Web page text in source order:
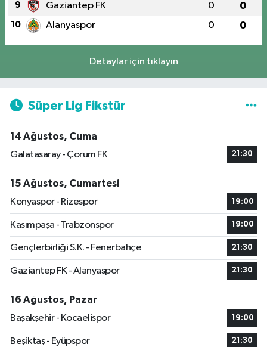
9 Gaziantep FK 0 0
10 Alanyaspor 0 0
Detaylar için tıklayın
Süper Lig Fikstür
14 Ağustos, Cuma
Galatasaray - Çorum FK
21:30
15 Ağustos, Cumartesi
Konyaspor - Rizespor
19:00
Kasımpaşa - Trabzonspor 19:00
Gençlerbirliği S.K. - Fenerbahçe 21:30
Gaziantep FK - Alanyaspor 21:30
16 Ağustos, Pazar
Başakşehir - Kocaelispor
19:00
Beşiktaş - Eyüpspor 21:30